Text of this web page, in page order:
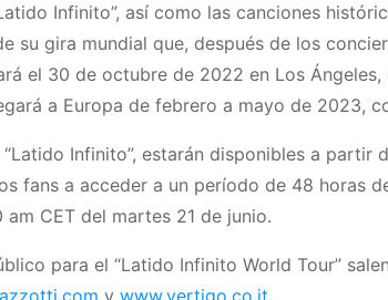
Infinito”, así como las canciones
su gira mundial que, después de los
el 30 de octubre de 2022 en Los
a Europa de febrero a mayo de 2023,
Infinito”, estarán disponibles a partir
fans a acceder a un período de 48 horas
CET del martes 21 de junio.
para el “Latido Infinito World Tour”